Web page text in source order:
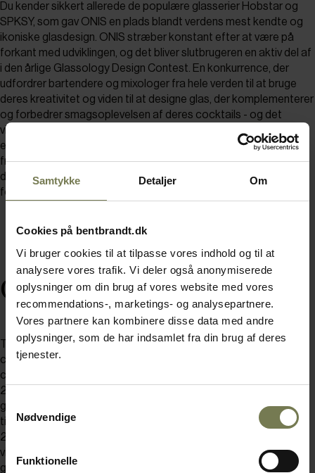
Samtykke Detaljer Om
Cookies på bentbrandt.dk
Vi bruger cookies til at tilpasse vores indhold og til at
analysere vores trafik. Vi deler også anonymiserede
oplysninger om din brug af vores website med vores
recommendations-, marketings- og analysepartnere.
Vores partnere kan kombinere disse data med andre
oplysninger, som de har indsamlet fra din brug af deres
tjenester.
Samtykkevalg
Nødvendige
Funktionelle
Du kender sikkert allerede de populære glasserier Hobstar og
SPKSY, som gav ONIS en plads blandt verdens mest kendte og
ikoniske glasdesign. ONIS stræber konstant efter at være på
forkant med udviklingen, og det bliver slutbrugeren en aktiv del af
i den årlige Glassology Design Contest. En konkurrence, der
udfordrer bartendere og mixologer fra hele verden til at bruge
deres kreativitet og viden til at designe glas, der komplementerer
og forbedrer smagsoplevelsen af deres cocktails - og det
vindende design bliver sat i produktion. Det er serien 1924 et
eksempel på. De autentiske og anderledes drikke- og drinksglas
fra ONIS inspirerer til at servere anderledes og nytænkende
drinks, og Mihails, i daglig tale Misha, giver dig et unikt indblik i de
forskellige processer bag glasproduktionen.
Cocktails & Dreams
Tag plads i baren, når Misha serverer et mix af forskellige
cocktails krydret med inspiration til valg af de helt rigtige
cocktailglas. Allerede inden Misha blev ONIS-ambassadør i
2022, havde han et godt øje til glas fra ONIS. I dag er 80% af de
glas, han ejer, fra ONIS, så hans kendskab til produkterne er ikke
tilfældigt. Med en 2. plads i ONIS’ Glassology Design Contest i
2018 og en bachelor i turisme og hoteldrift, kender Misha alt til
vigtigheden af at finde det rigtige match mellem cocktails og
glas. Mens vi serverer lidt godt til ganen, skal du blot læne dig